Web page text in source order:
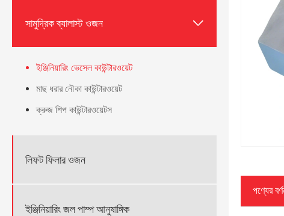
সামুদ্রিক ব্যালাস্ট ওজন 
ইঞ্জিনিয়ারিং ভেসেল কাউন্টারওয়েট
মাছ ধরার নৌকা কাউন্টারওয়েট
ক্রুজ শিপ কাউন্টারওয়েটস
লিফট ফিলার ওজন
ইঞ্জিনিয়ারিং জল পাম্প আনুষাঙ্গিক
পণ্যের